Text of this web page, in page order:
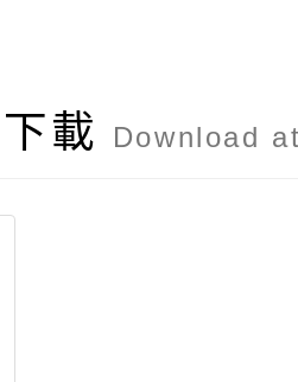
載 Download